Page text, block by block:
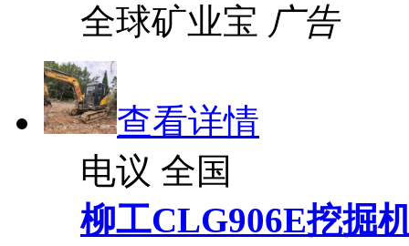
全球矿业宝 广告
查看详情
电议 全国
柳工CLG906E挖掘